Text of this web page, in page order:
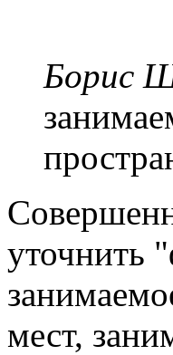
Борис
уточнить
мест,